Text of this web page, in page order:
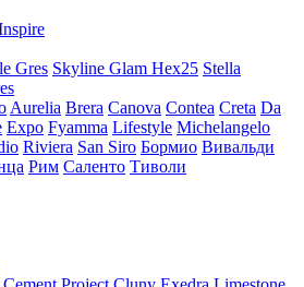
Gres Skyline Glam Hex25 Stella
Aurelia Brera Canova Contea Creta Da
Expo Fyamma Lifestyle Michelangelo
Riviera San Siro Бормио Вивальди
Рим Саленто Тиволи